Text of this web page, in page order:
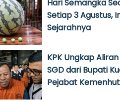
Hari Semangka
Setiap 3 Agustus,
Sejarahnya
KPK Ungkap Aliran
SGD dari Bupati
Pejabat Kemenhut